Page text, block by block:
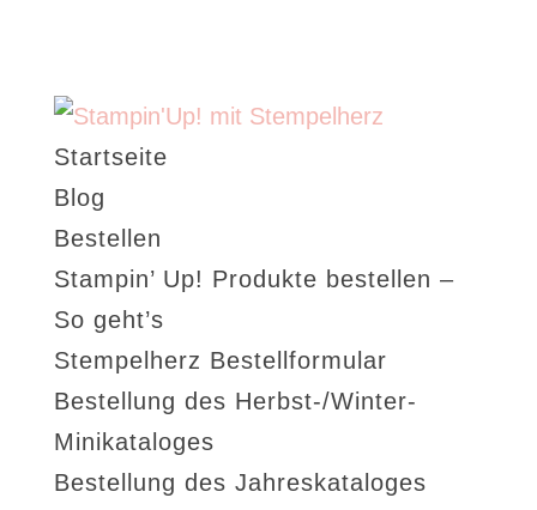
Startseite
Blog
Bestellen
Stampin’ Up! Produkte bestellen –
So geht’s
Stempelherz Bestellformular
Bestellung des Herbst-/Winter-
Minikataloges
Bestellung des Jahreskataloges